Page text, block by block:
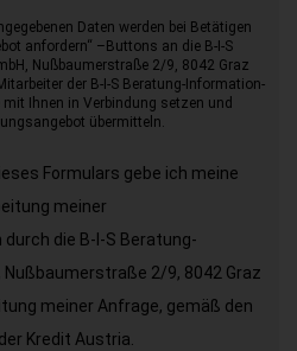
Daten werden bei Betätigen
anfordern“ –Buttons an die B-I-S
Nußbaumerstraße 2/9, 8042 Graz
der B-I-S Beratung-Information-
Ihnen in Verbindung setzen und
übermitteln.
Formulars gebe ich meine
meiner
die B-I-S Beratung-
Nußbaumerstraße 2/9, 8042 Graz
meiner Anfrage, gemäß den
der Kredit Austria.